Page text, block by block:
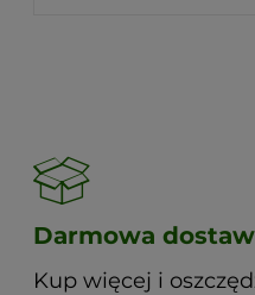
Darmowa
Kup więcej i